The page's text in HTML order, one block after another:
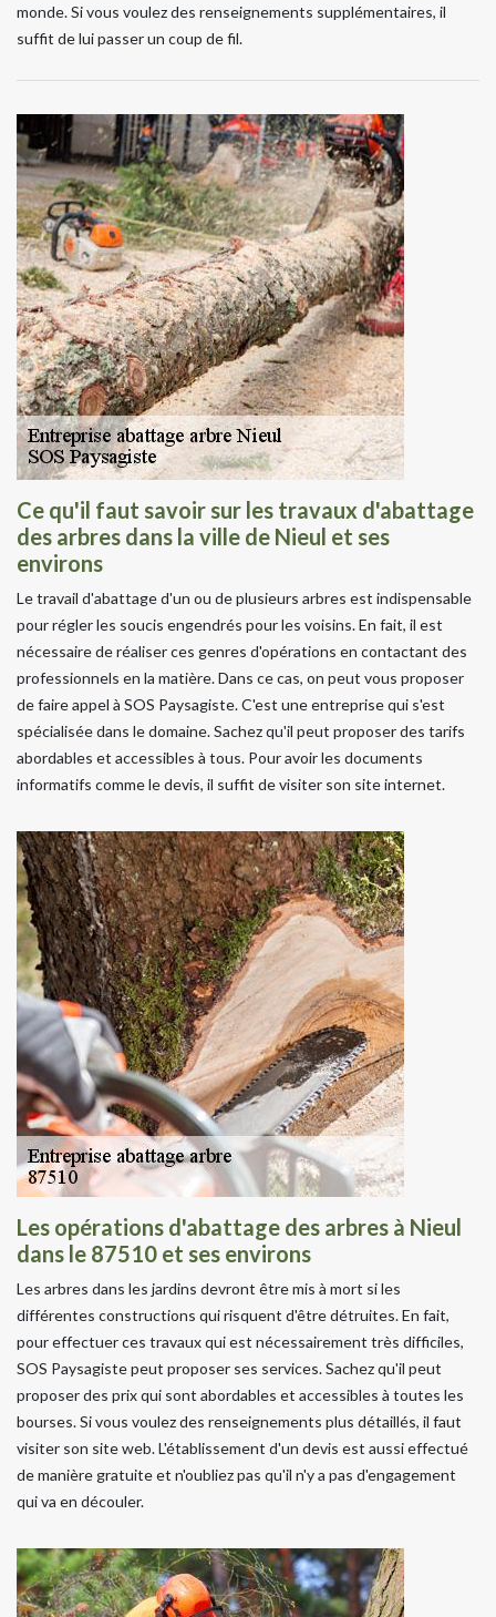
monde. Si vous voulez des renseignements supplémentaires, il
suffit de lui passer un coup de fil.
Ce qu'il faut savoir sur les travaux d'abattage
des arbres dans la ville de Nieul et ses
environs
Le travail d'abattage d'un ou de plusieurs arbres est indispensable
pour régler les soucis engendrés pour les voisins. En fait, il est
nécessaire de réaliser ces genres d'opérations en contactant des
professionnels en la matière. Dans ce cas, on peut vous proposer
de faire appel à SOS Paysagiste. C'est une entreprise qui s'est
spécialisée dans le domaine. Sachez qu'il peut proposer des tarifs
abordables et accessibles à tous. Pour avoir les documents
informatifs comme le devis, il suffit de visiter son site internet.
Les opérations d'abattage des arbres à Nieul
dans le 87510 et ses environs
Les arbres dans les jardins devront être mis à mort si les
différentes constructions qui risquent d'être détruites. En fait,
pour effectuer ces travaux qui est nécessairement très difficiles,
SOS Paysagiste peut proposer ses services. Sachez qu'il peut
proposer des prix qui sont abordables et accessibles à toutes les
bourses. Si vous voulez des renseignements plus détaillés, il faut
visiter son site web. L'établissement d'un devis est aussi effectué
de manière gratuite et n'oubliez pas qu'il n'y a pas d'engagement
qui va en découler.